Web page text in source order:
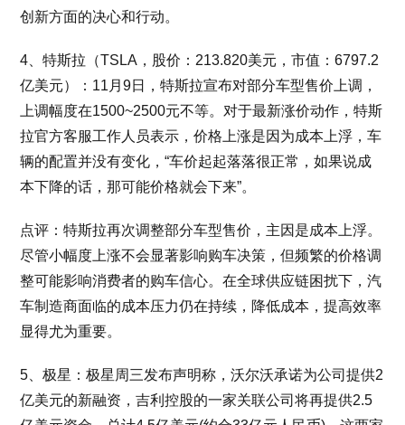
创新方面的决心和行动。
4、特斯拉（TSLA，股价：213.820美元，市值：6797.2
亿美元）：11月9日，特斯拉宣布对部分车型售价上调，
上调幅度在1500~2500元不等。对于最新涨价动作，特斯
拉官方客服工作人员表示，价格上涨是因为成本上浮，车
辆的配置并没有变化，“车价起起落落很正常，如果说成
本下降的话，那可能价格就会下来”。
点评：特斯拉再次调整部分车型售价，主因是成本上浮。
尽管小幅度上涨不会显著影响购车决策，但频繁的价格调
整可能影响消费者的购车信心。在全球供应链困扰下，汽
车制造商面临的成本压力仍在持续，降低成本，提高效率
显得尤为重要。
5、极星：极星周三发布声明称，沃尔沃承诺为公司提供2
亿美元的新融资，吉利控股的一家关联公司将再提供2.5